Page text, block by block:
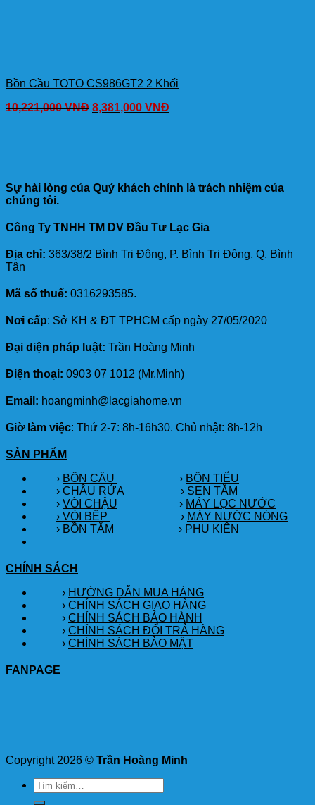
Bồn Cầu TOTO CS986GT2 2 Khối
10,221,000VNĐ 8,381,000 VNĐ
Sự hài lòng của Quý khách chính là trách nhiệm của
chúng tôi.
Công Ty TNHH TM DV Đầu Tư Lạc Gia
Địa chỉ: 363/38/2 Bình Trị Đông, P. Bình Trị Đông, Q. Bình
Tân
Mã số thuế: 0316293585.
Nơi cấp: Sở KH & ĐT TPHCM cấp ngày 27/05/2020
Đại diện pháp luật: Trần Hoàng Minh
Điện thoại: 0903 07 1012 (Mr.Minh)
Email: hoangminh@lacgiahome.vn
Giờ làm việc: Thứ 2-7: 8h-16h30. Chủ nhật: 8h-12h
SẢN PHẨM
› BỒN CẦU › BỒN TIỂU
› CHẬU RỬA
› SEN TẮM
› VÒI CHẬU › MÁY LỌC NƯỚC
› VÒI BẾP
› MÁY NƯỚC NÓNG
› BỒN TẮM
› PHỤ KIỆN
CHÍNH SÁCH
› HƯỚNG DẪN MUA HÀNG
› CHÍNH SÁCH GIAO HÀNG
› CHÍNH SÁCH BẢO HÀNH
› CHÍNH SÁCH ĐỔI TRẢ HÀNG
› CHÍNH SÁCH BẢO MẬT
FANPAGE
Copyright 2026 © Trần Hoàng Minh
Tìm
kiếm: